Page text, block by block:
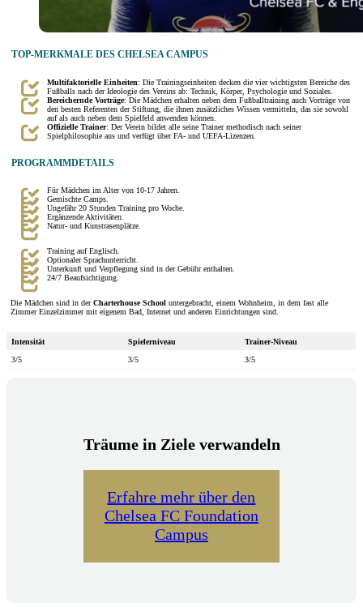
TOP-MERKMALE DES CHELSEA CAMPUS
Multifaktorielle Einheiten: Die Trainingseinheiten decken die vier wichtigsten Bereiche des
Fußballs nach der Ideologie des Vereins ab: Technik, Körper, Psychologie und Soziales.
Bereichernde Vorträge: Die Mädchen erhalten neben dem Fußballtraining auch Vorträge von
den besten Referenten der Stiftung, die ihnen zusätzliches Wissen vermitteln, das sie sowohl
auf als auch neben dem Spielfeld anwenden können.
Offizielle Trainer: Der Verein bildet alle seine Trainer methodisch nach seiner
Spielphilosophie aus und verfügt über FA- und UEFA-Lizenzen.
PROGRAMMDETAILS
Für Mädchen im Alter von 10-17 Jahren.
Gemischte Camps.
Ungefähr 20 Stunden Training pro Woche.
Ergänzende Aktivitäten.
Natur- und Kunstrasenplätze.
Training auf Englisch.
Optionaler Sprachunterricht.
Unterkunft und Verpflegung sind in der Gebühr enthalten.
24/7 Beaufsichtigung.
Die Mädchen sind in derCharterhouse School untergebracht, einem Wohnheim, in dem fast alle
Zimmer Einzelzimmer mit eigenem Bad, Internet und anderen Einrichtungen sind.
Intensität Spielerniveau
Trainer-Niveau
3/5
3/5 3/5
Träume in Ziele verwandeln
Erfahre mehr über den
Chelsea FC Foundation
Campus